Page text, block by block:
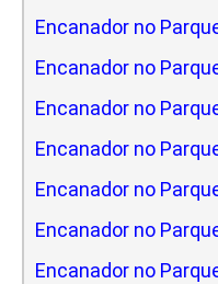
Encanador no
Encanador no
Encanador no
Encanador no
Encanador no
Encanador no
Encanador no